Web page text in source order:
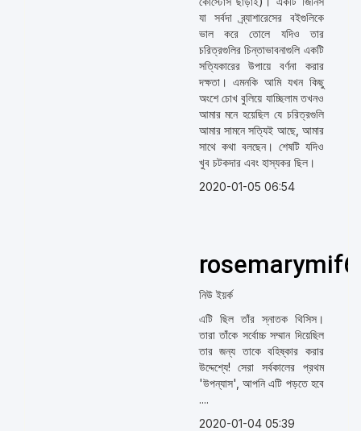
যা সর্বদা ব্র্যাশারেসের বইগুলিকে
ভাল করে তোলে যদিও তার
চরিত্রগুলির চিন্তাভাবনাগুলি একটি
সত্যিকারের উপায়ে বর্ণনা করার
দক্ষতা। এমনকি আমি যখন কিছু
অংশে চোখ বুলিয়ে যাচ্ছিলাম তখনও
আমার মনে হয়েছিল যে চরিত্রগুলি
আমার সামনে সত্যিই আছে, আমার
সাথে কথা বলছেন। শেষটি যদিও
খুব চটকদার এবং হাস্যকর ছিল।
2020-01-05 06:54
নিউ ইয়র্ক
এটি ছিল তাঁর স্নাতক থিসিস।
তারা তাঁকে সর্বোচ্চ সম্মান দিয়েছিল
তার জন্য তাকে বহিষ্কার করার
উদ্দেশ্যে! সেরা সর্বকালের প্রথম
'উপন্যাস', আপনি এটি পড়তে হবে
....
2020-01-04 05:39